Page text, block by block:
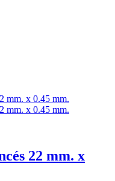
22 mm. x